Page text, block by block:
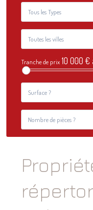
Tous les Types
Toutes les villes
Tranche de prix 10 000 €
Nombre de pièces ?